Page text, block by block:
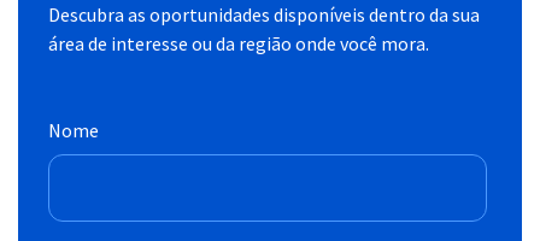
Descubra as oportunidades disponíveis dentro da sua
área de interesse ou da região onde você mora.
Nome